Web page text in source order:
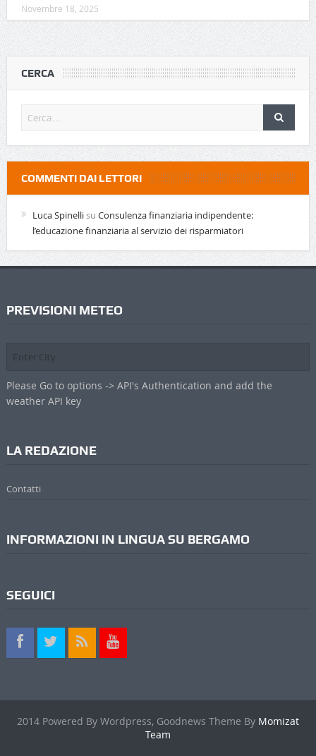
Novembre 18, 2025
CERCA
COMMENTI DAI LETTORI
Luca Spinellisu Consulenza finanziaria indipendente:
l’educazione finanziaria al servizio dei risparmiatori
PREVISIONI METEO
Please Go to options -> API's Authentication and add the
weather API key
LA REDAZIONE
Contatti
INFORMAZIONI IN LINGUA SU BERGAMO
SEGUICI
2014 Powered By Wordpress, Goodnews Theme By Momizat
Team